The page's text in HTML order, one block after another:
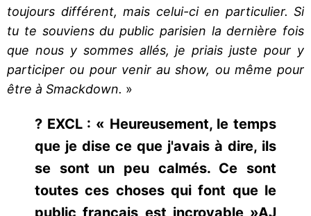
toujours différent, mais celui-ci en particulier. Si
tu te souviens du public parisien la dernière fois
que nous y sommes allés, je priais juste pour y
participer ou pour venir au show, ou même pour
être à Smackdown. »
? EXCL : « Heureusement, le temps
que je dise ce que j'avais à dire, ils
se sont un peu calmés. Ce sont
toutes ces choses qui font que le
public français est incroyable »AJ